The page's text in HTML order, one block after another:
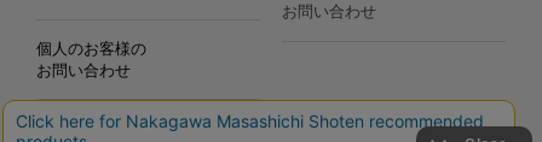
個人のお客様の
お問い合わせ
お問い合わせ